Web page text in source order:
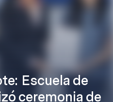
Escuela de
ceremonia de